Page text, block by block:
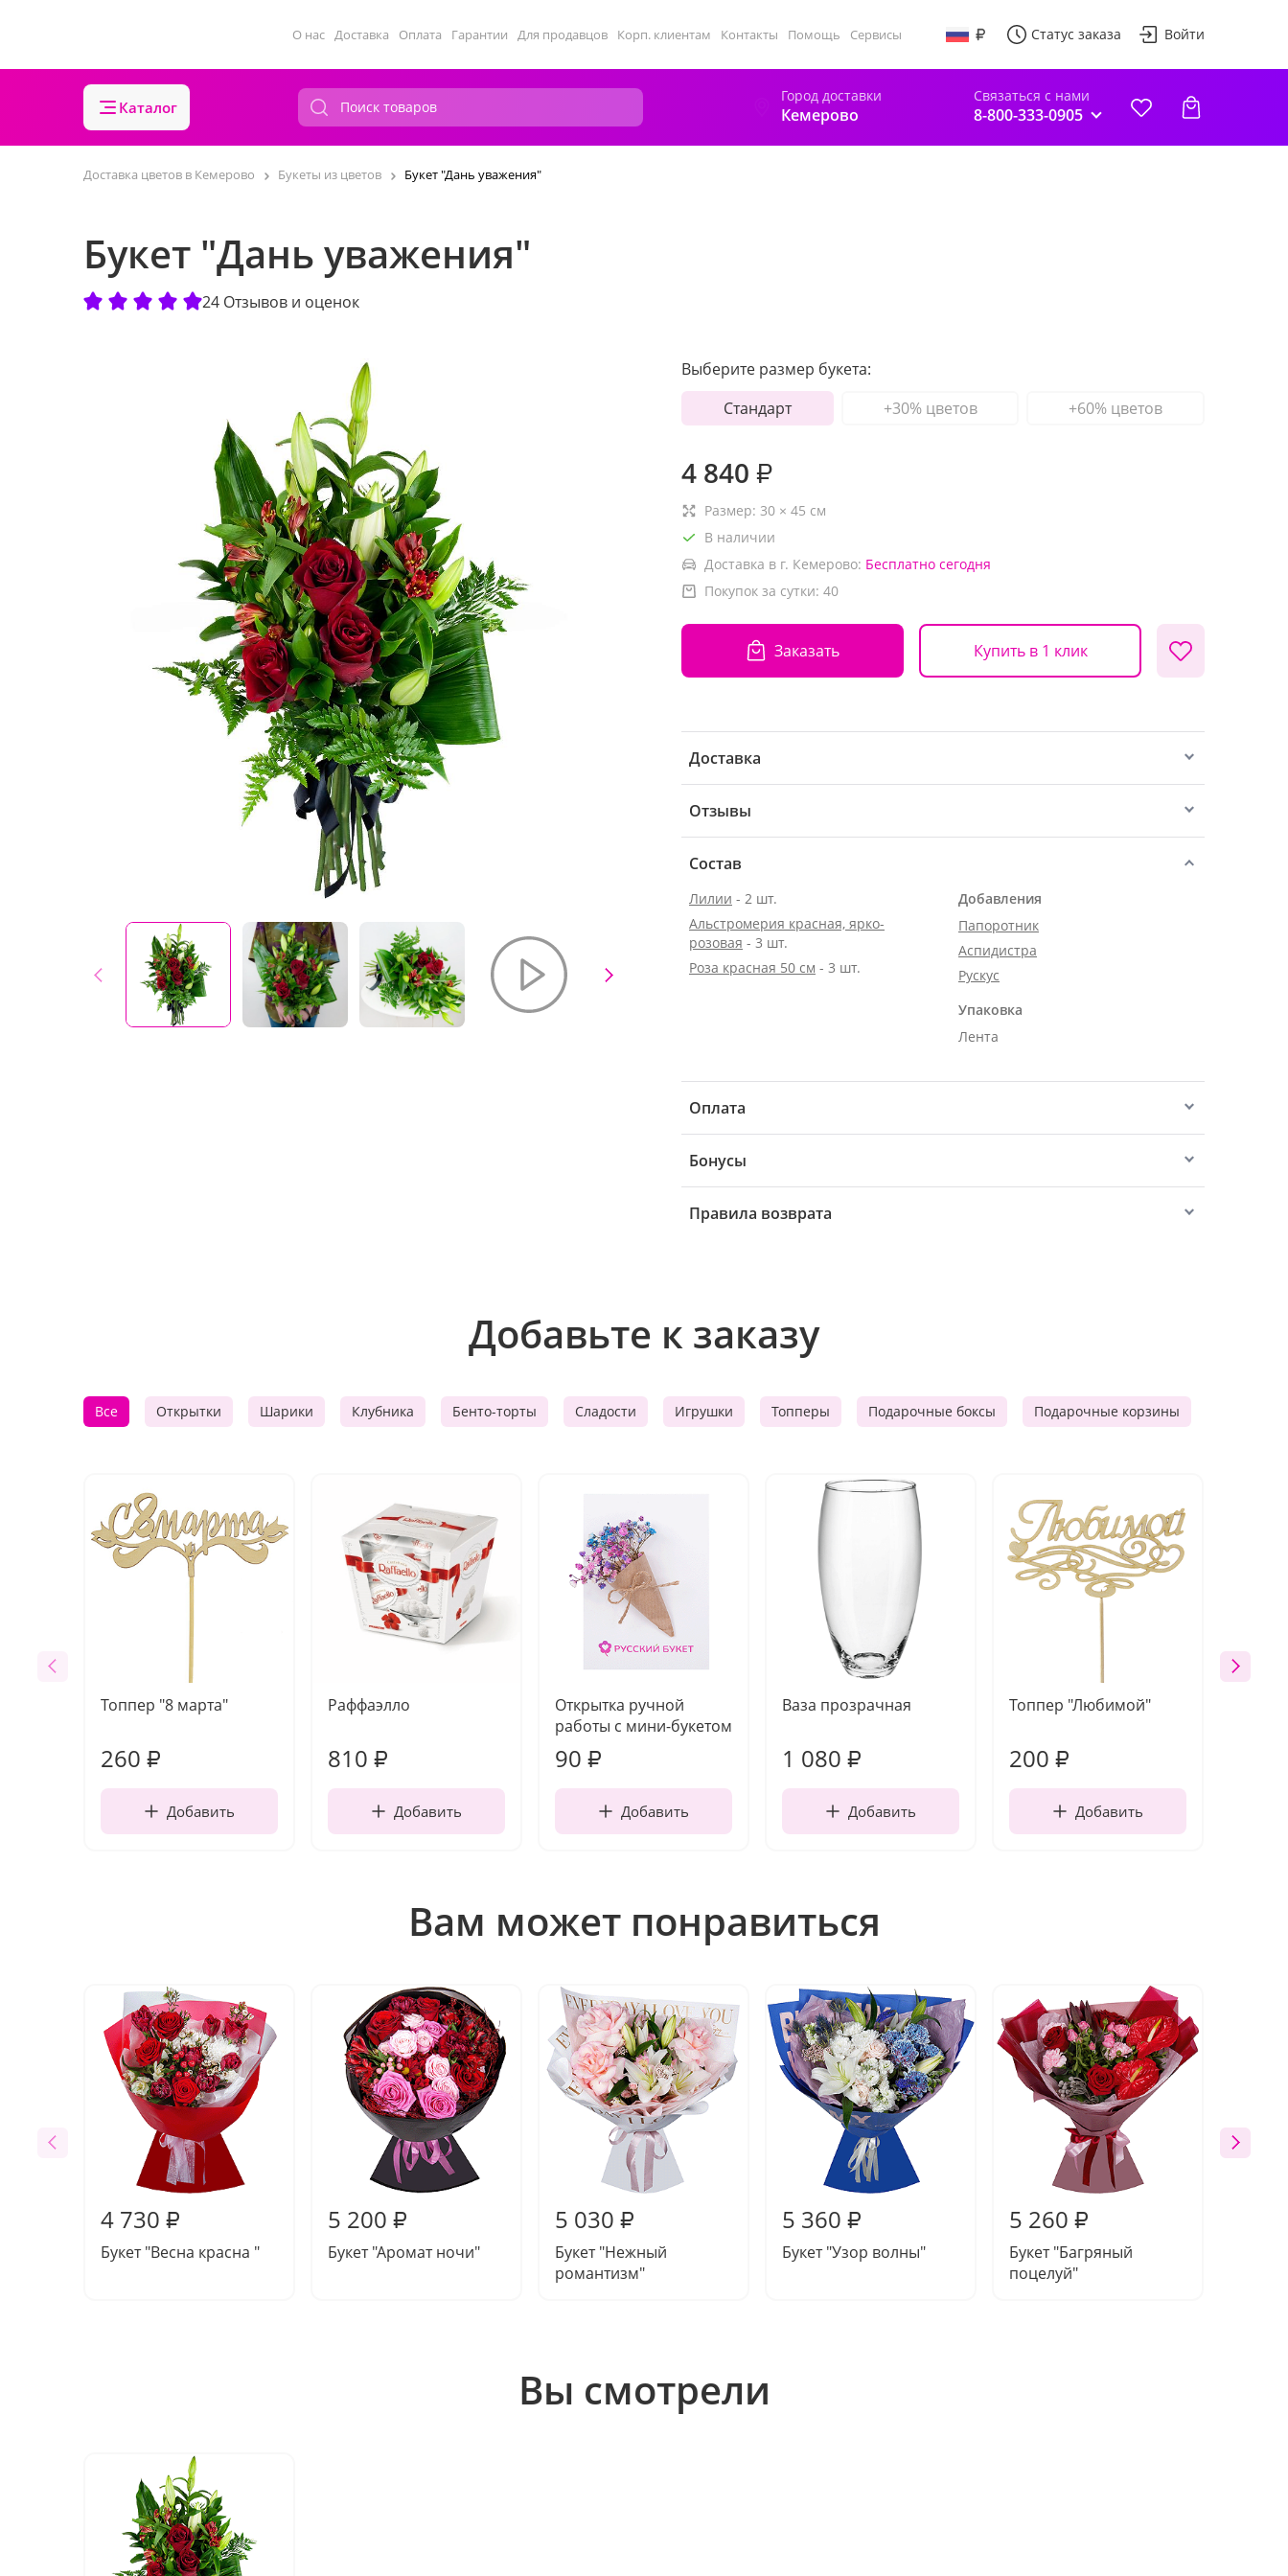
О нас Доставка Оплата Гарантии Для продавцов Корп. клиентам Контакты Помощь Сервисы Статус заказа Войти
Каталог
Город доставки
Кемерово
Связаться с нами
8-800-333-0905
Доставка цветов в Кемерово Букеты из цветов Букет "Дань уважения"
Букет "Дань уважения"
24 Отзывов и оценок
Выберите размер букета:
Стандарт
+30% цветов +60% цветов
4 840 ₽
Размер: 30 × 45 см
В наличии
Доставка в г. Кемерово: Бесплатно сегодня
Покупок за сутки: 40
Заказать Купить в 1 клик
Доставка
Отзывы
Состав
Лилии - 2 шт.
Альстромерия красная, ярко-
розовая - 3 шт.
Роза красная 50 см - 3 шт.
Добавления
Папоротник
Аспидистра
Рускус
Упаковка
Лента
Оплата
Бонусы
Правила возврата
Добавьте к заказу
Все Открытки Шарики Клубника Бенто-торты Сладости Игрушки Топперы Подарочные боксы Подарочные корзины
Топпер "8 марта"
260 ₽
Добавить
Раффаэлло
810 ₽
Добавить
Открытка ручной
работы с мини-букетом
90 ₽
Добавить
Ваза прозрачная
1 080 ₽
Добавить
Топпер "Любимой"
200 ₽
Добавить
Вам может понравиться
4 730 ₽
Букет "Весна красна "
5 200 ₽
Букет "Аромат ночи"
5 030 ₽
Букет "Нежный
романтизм"
5 360 ₽
Букет "Узор волны"
5 260 ₽
Букет "Багряный
поцелуй"
Вы смотрели